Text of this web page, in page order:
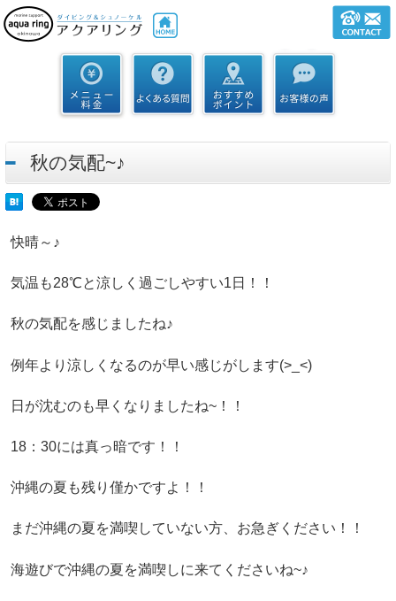
秋の気配~♪
快晴～♪
気温も28℃と涼しく過ごしやすい1日！！
秋の気配を感じましたね♪
例年より涼しくなるのが早い感じがします(>_<)
日が沈むのも早くなりましたね~！！
18：30には真っ暗です！！
沖縄の夏も残り僅かですよ！！
まだ沖縄の夏を満喫していない方、お急ぎください！！
海遊びで沖縄の夏を満喫しに来てくださいね~♪